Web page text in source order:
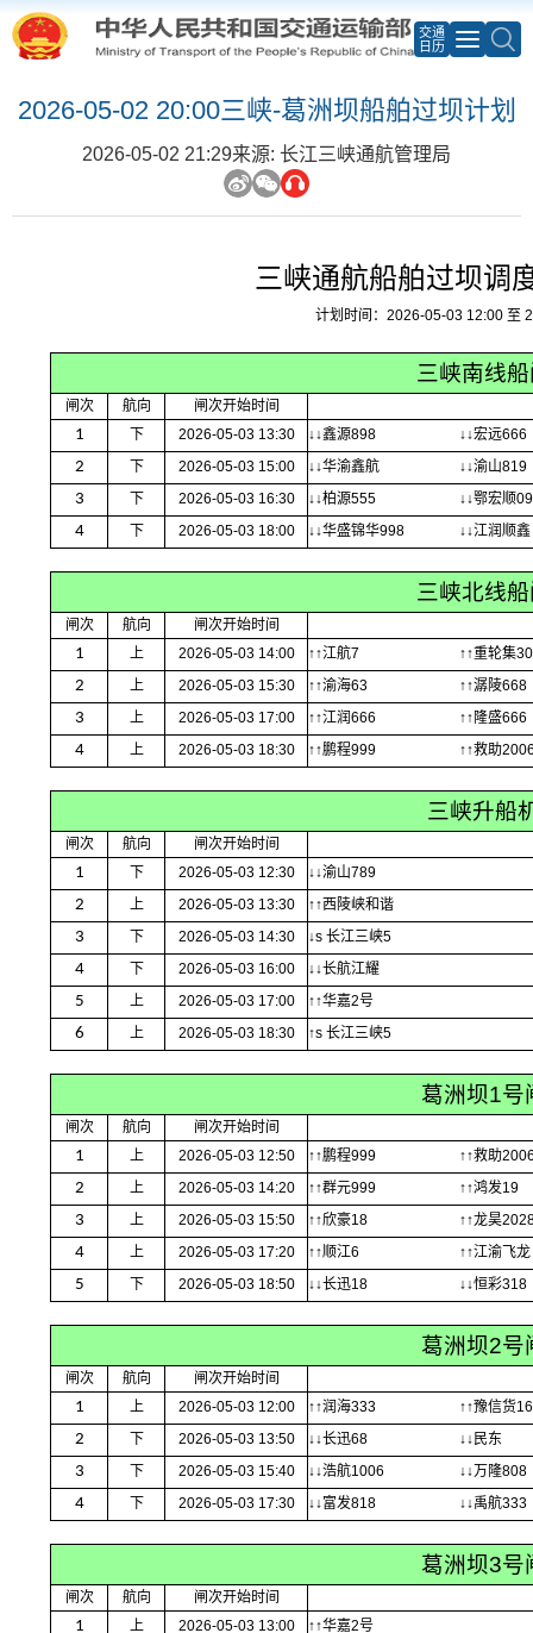
交通
日历
2026-05-02 20:00三峡-葛洲坝船舶过坝计划
2026-05-02 21:29来源: 长江三峡通航管理局
三峡通航船舶过坝调
计划时间：2026-05-03 12:00 至
三峡南线
闸次 航向 闸次开始时间
1 下 2026-05-03 13:30 ↓↓鑫源898 ↓↓宏远666
2 下 2026-05-03 15:00 ↓↓华渝鑫航 ↓↓渝山819
3 下 2026-05-03 16:30 ↓↓柏源555 ↓↓鄂宏顺
4 下 2026-05-03 18:00 ↓↓华盛锦华998 ↓↓江润顺鑫
三峡北线
闸次 航向 闸次开始时间
1 上 2026-05-03 14:00 ↑↑江航7 ↑↑重轮集
2 上 2026-05-03 15:30 ↑↑渝海63 ↑↑潺陵668
3 上 2026-05-03 17:00 ↑↑江润666 ↑↑隆盛666
4 上 2026-05-03 18:30 ↑↑鹏程999 ↑↑救助
三峡升船
闸次 航向 闸次开始时间
1 下 2026-05-03 12:30 ↓↓渝山789
2 上 2026-05-03 13:30 ↑↑西陵峡和谐
3 下 2026-05-03 14:30 ↓s 长江三峡5
4 下 2026-05-03 16:00 ↓↓长航江耀
5 上 2026-05-03 17:00 ↑↑华嘉2号
6 上 2026-05-03 18:30 ↑s 长江三峡5
葛洲坝1号
闸次 航向 闸次开始时间
1 上 2026-05-03 12:50 ↑↑鹏程999 ↑↑救助
2 上 2026-05-03 14:20 ↑↑群元999 ↑↑鸿发19
3 上 2026-05-03 15:50 ↑↑欣豪18 ↑↑龙昊
4 上 2026-05-03 17:20 ↑↑顺江6 ↑↑江渝飞龙
5 下 2026-05-03 18:50 ↓↓长迅18 ↓↓恒彩318
葛洲坝2号
闸次 航向 闸次开始时间
1 上 2026-05-03 12:00 ↑↑润海333 ↑↑豫信货
2 下 2026-05-03 13:50 ↓↓长迅68 ↓↓民东
3 下 2026-05-03 15:40 ↓↓浩航1006 ↓↓万隆808
4 下 2026-05-03 17:30 ↓↓富发818 ↓↓禹航333
葛洲坝3号
闸次 航向 闸次开始时间
1 上 2026-05-03 13:00 ↑↑华嘉2号